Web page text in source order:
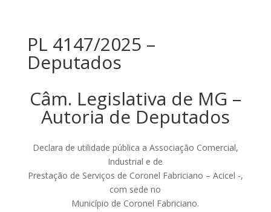
PL 4147/2025 –
Deputados
Câm. Legislativa de MG –
Autoria de Deputados
Declara de utilidade pública a Associação Comercial,
Industrial e de
Prestação de Serviços de Coronel Fabriciano – Acicel -,
com sede no
Município de Coronel Fabriciano.